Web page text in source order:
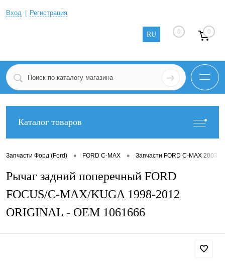
Вход Регистрация
RU 0 0
Каталог товаров
Запчасти Форд (Ford) • FORD C-MAX • Запчасти FORD C-MAX 2003-
Рычаг задний поперечный FORD
FOCUS/C-MAX/KUGA 1998-2012
ORIGINAL - OEM 1061666